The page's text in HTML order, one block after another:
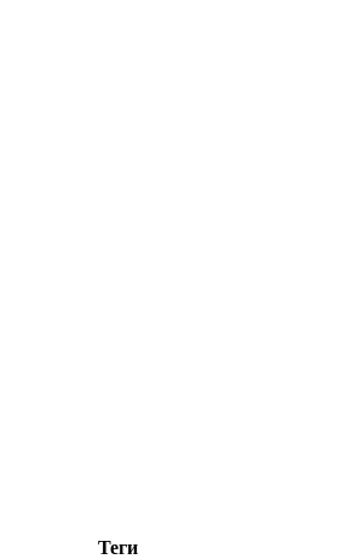
Теги